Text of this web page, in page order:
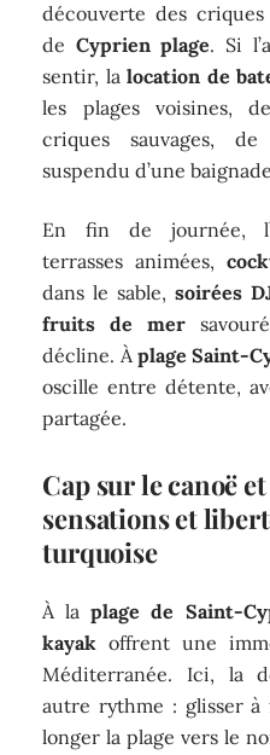
découverte des
de Cyprien plage. Si
sentir, lalocation de
les plages voisines,
criques sauvages,
suspendu d’une
En fin de journée,
terrasses animées,
dans le sable,soirées
fruits de mer
décline. À plage Saint-
oscille entre détente,
partagée.
Cap sur le canoë
sensations et
turquoise
À laplage de Saint-
kayak offrent une
Méditerranée. Ici, la
autre rythme : glisser à
longer la plage vers le